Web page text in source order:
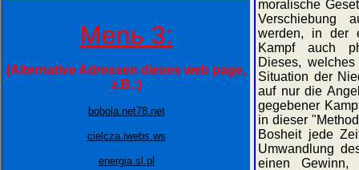
Menь 3:
(Alternative Adressen dieses web page,
z.B.:)
bobola.net78.net
cielcza.iwebs.ws
energia.sl.pl
moralische
Verschiebung
werden, in der
Kampf auch
Dieses,
Situation der
auf nur die
gegebener
in dieser
Bosheit jede
Umwandlung
einen Gewinn,